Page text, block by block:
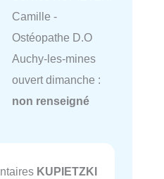
Camille -
Ostéopathe D.O
Auchy-les-mines
ouvert dimanche :
non renseigné
KUPIETZKI